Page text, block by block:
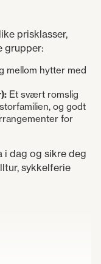
prisklasser,
grupper:
mellom hytter med
Et svært romslig
og godt
for
i dag og sikre deg
sykkelferie